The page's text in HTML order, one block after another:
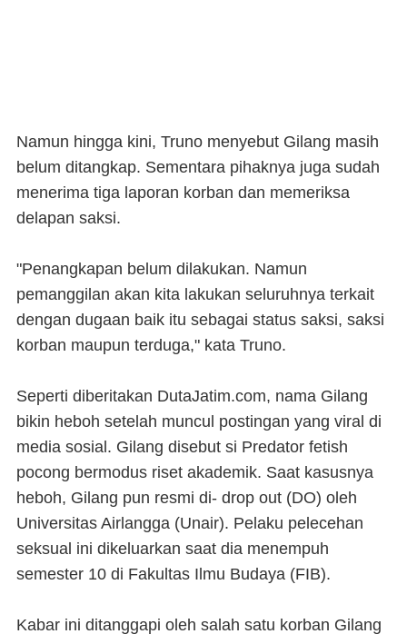
Namun hingga kini, Truno menyebut Gilang masih
belum ditangkap. Sementara pihaknya juga sudah
menerima tiga laporan korban dan memeriksa
delapan saksi.
"Penangkapan belum dilakukan. Namun
pemanggilan akan kita lakukan seluruhnya terkait
dengan dugaan baik itu sebagai status saksi, saksi
korban maupun terduga," kata Truno.
Seperti diberitakan DutaJatim.com, nama Gilang
bikin heboh setelah muncul postingan yang viral di
media sosial. Gilang disebut si Predator fetish
pocong bermodus riset akademik. Saat kasusnya
heboh, Gilang pun resmi di- drop out (DO) oleh
Universitas Airlangga (Unair). Pelaku pelecehan
seksual ini dikeluarkan saat dia menempuh
semester 10 di Fakultas Ilmu Budaya (FIB).
Kabar ini ditanggapi oleh salah satu korban Gilang